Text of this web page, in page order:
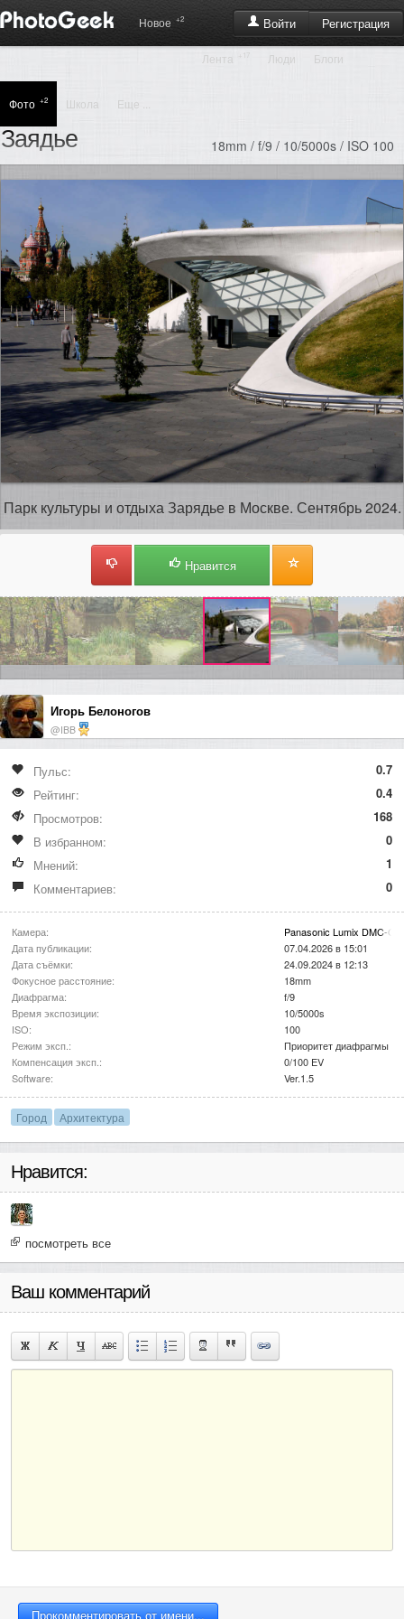
Войти Регистрация
Новое +2
Лента +17 Люди Блоги
Фото +2 Школа Еще ...
Заядье 18mm / f/9 / 10/5000s / ISO 100
Парк культуры и отдыха Зарядье в Москве. Сентябрь 2024.
Нравится
Игорь Белоногов
@IBB
Пульс:
0.7
Рейтинг:
0.4
Просмотров:
168
В избранном:
0
Мнений:
1
Комментариев:
0
Камера:
Panasonic Lumix DMC-
Дата публикации:
07.04.2026 в 15:01
Дата съёмки:
24.09.2024 в 12:13
Фокусное расстояние:
18mm
Диафрагма:
f/9
Время экспозиции:
10/5000s
ISO:
100
Режим эксп.:
Приоритет диафрагмы
Компенсация эксп.:
0/100 EV
Software:
Ver.1.5
Город Архитектура
Нравится:
посмотреть все
Ваш комментарий